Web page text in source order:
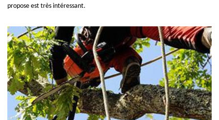
propose est très intéressant.